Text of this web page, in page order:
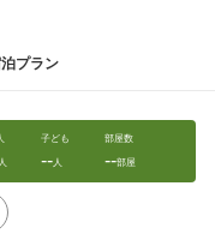
プラン
子ども
--人
部屋数
--部屋